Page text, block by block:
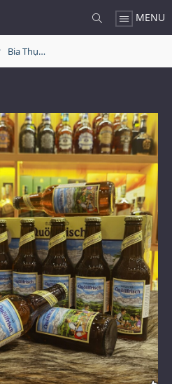
MENU
Bia Thụy Sĩ Quöllfrisch Brandlöscher